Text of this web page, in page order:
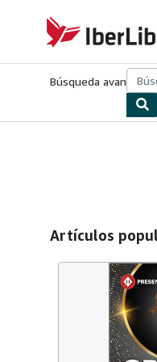
IberLibro.com
Búsqueda avanzada
Artículos